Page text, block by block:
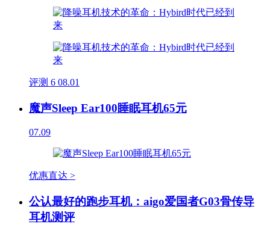
评测 6 08.01
魔声Sleep Ear100睡眠耳机65元
07.09
优惠直达 >
公认最好的跑步耳机：aigo爱国者G03骨传导
耳机测评